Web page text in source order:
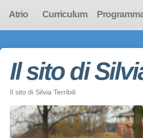
Atrio Curriculum
Il sito di
Il sito di Silvia Terribili